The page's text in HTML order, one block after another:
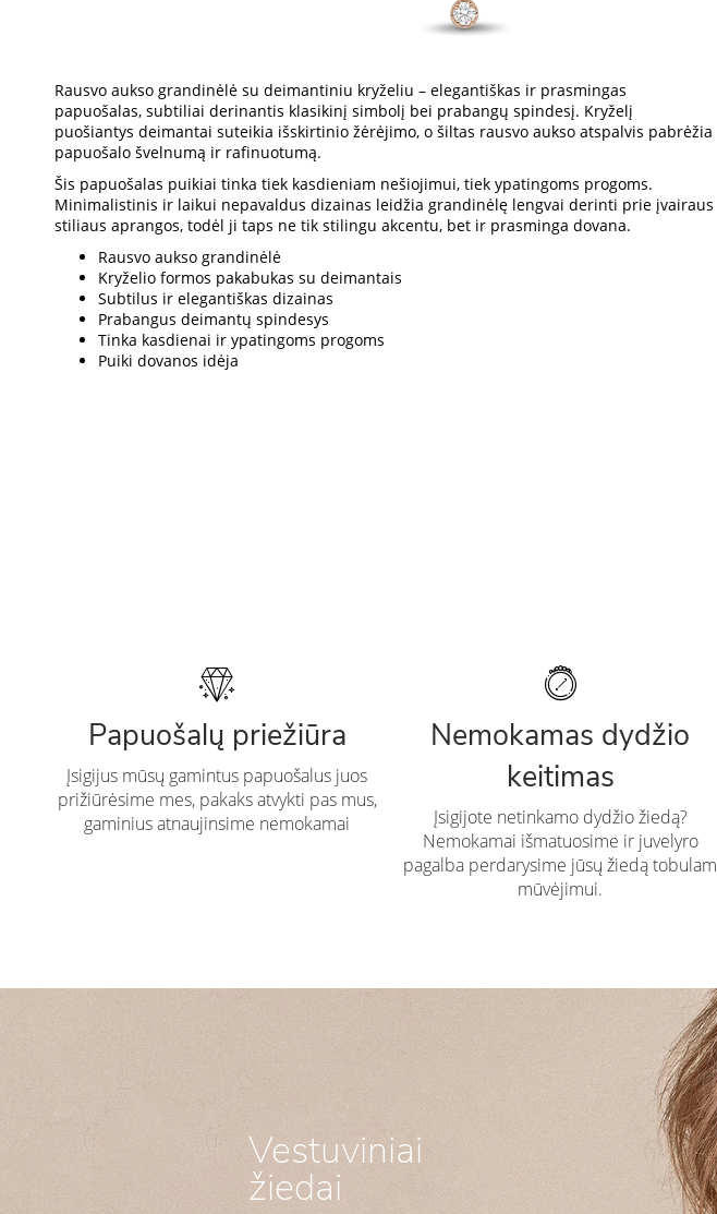
Rausvo aukso grandinėlė su deimantiniu kryželiu – elegantiškas ir prasmingas
papuošalas, subtiliai derinantis klasikinį simbolį bei prabangų spindesį. Kryželį
puošiantys deimantai suteikia išskirtinio žėrėjimo, o šiltas rausvo aukso atspalvis pabrėžia
papuošalo švelnumą ir rafinuotumą.
Šis papuošalas puikiai tinka tiek kasdieniam nešiojimui, tiek ypatingoms progoms.
Minimalistinis ir laikui nepavaldus dizainas leidžia grandinėlę lengvai derinti prie įvairaus
stiliaus aprangos, todėl ji taps ne tik stilingu akcentu, bet ir prasminga dovana.
Rausvo aukso grandinėlė
Kryželio formos pakabukas su deimantais
Subtilus ir elegantiškas dizainas
Prabangus deimantų spindesys
Tinka kasdienai ir ypatingoms progoms
Puiki dovanos idėja
Papuošalų priežiūra
Įsigijus mūsų gamintus papuošalus juos
prižiūrėsime mes, pakaks atvykti pas mus,
gaminius atnaujinsime nemokamai
Nemokamas dydžio
keitimas
Įsigijote netinkamo dydžio žiedą?
Nemokamai išmatuosime ir juvelyro
pagalba perdarysime jūsų žiedą tobulam
mūvėjimui.
Vestuviniai
žiedai